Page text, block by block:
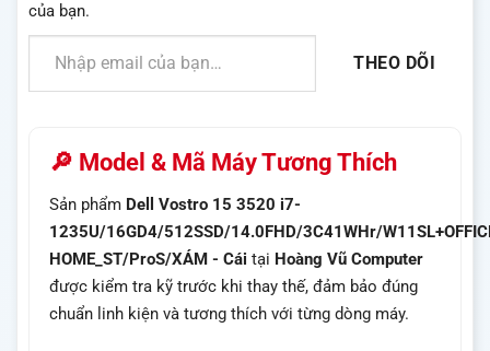
của bạn.
Nhập email của bạn…
THEO DÕI
🔎 Model & Mã Máy Tương Thích
Sản phẩm Dell Vostro 15 3520 i7-
1235U/16GD4/512SSD/14.0FHD/3C41WHr/
HOME_ST/ProS/XÁM - Cái tại Hoàng Vũ Computer
được kiểm tra kỹ trước khi thay thế, đảm bảo đúng
chuẩn linh kiện và tương thích với từng dòng máy.